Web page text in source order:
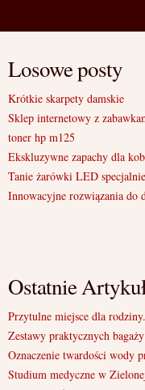
Losowe posty
Krótkie skarpety damskie
Sklep internetowy z
toner hp m125
Ekskluzywne zapachy dla
Tanie żarówki LED
Innowacyjne rozwiązania do
Ostatnie
Przytulne miejsce dla rodziny.
Zestawy praktycznych
Oznaczenie twardości wody
Studium medyczne w